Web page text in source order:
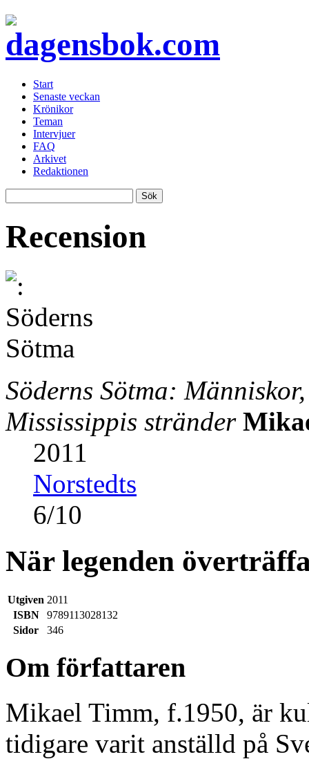
Start
Senaste veckan
Krönikor
Teman
Intervjuer
FAQ
Arkivet
Redaktionen
Recension
Söderns Sötma:
Mississippis stränder
2011
Norstedts
6/10
När legenden
Utgiven 2011
ISBN
9789113028132
Sidor
346
Om författaren
Mikael Timm, f.1950, är
tidigare varit anställd på